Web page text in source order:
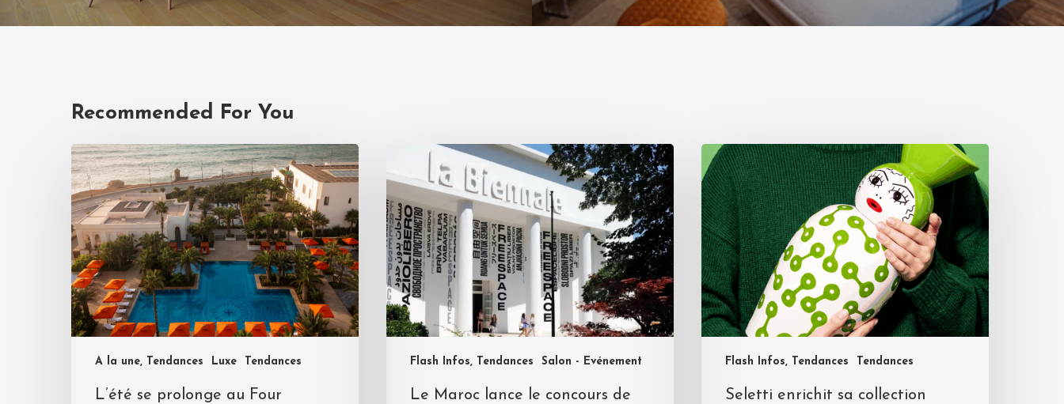
Recommended For You
A la une, Tendances Luxe Tendances
L’été se prolonge au Four
Flash Infos, Tendances Salon - Evénement
Le Maroc lance le concours de
Flash Infos, Tendances Tendances
Seletti enrichit sa collection